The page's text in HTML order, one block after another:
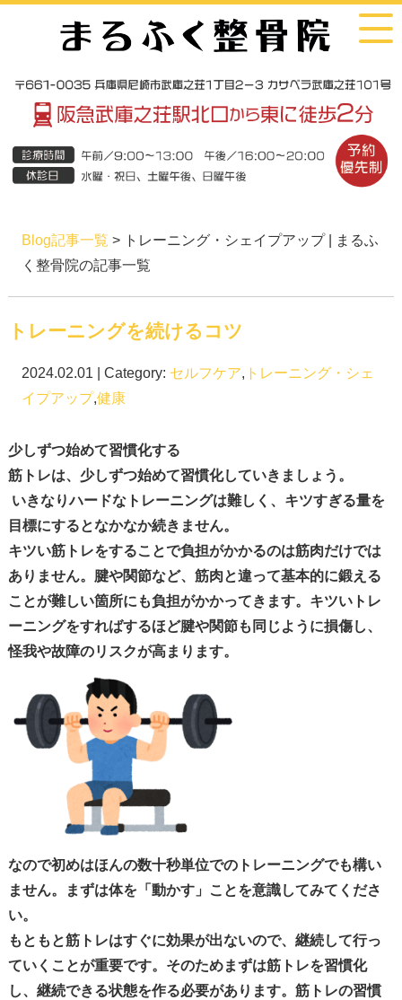
Blog記事一覧 > トレーニング・シェイプアップ | まるふ
く整骨院の記事一覧
トレーニングを続けるコツ
2024.02.01 | Category: セルフケア, トレーニング・シェ
イプアップ,健康
少しずつ始めて習慣化する
筋トレは、 少しずつ始めて習慣化していきましょう。
いきなりハードなトレーニングは難しく、 キツすぎる量を
目標にするとなかなか続きません。
キツい筋トレをすることで負担がかかるのは筋肉だけでは
ありません。腱や関節など、筋肉と違って基本的に鍛える
ことが難しい箇所にも負担がかかってきます。キツいトレ
ーニングをすればするほど腱や関節も同じように損傷し、
怪我や故障のリスクが高まります。
なので初めはほんの数十秒単位でのトレーニングでも構い
ません。まずは体を「動かす」ことを意識してみてくださ
い。
もともと筋トレはすぐに効果が出ないので、継続して行っ
ていくことが重要です。そのためまずは筋トレを習慣化
し、継続できる状態を作る必要があります。筋トレの習慣